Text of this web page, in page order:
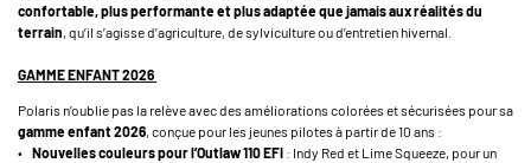
confortable, plus performante et plus adaptée que jamais aux réalités du
terrain, qu’il s’agisse d’agriculture, de sylviculture ou d’entretien hivernal.
GAMME ENFANT 2026
Polaris n’oublie pas la relève avec des améliorations colorées et sécurisées pour sa
gamme enfant 2026, conçue pour les jeunes pilotes à partir de 10 ans :
• Nouvelles couleurs pour l’Outlaw 110 EFI : Indy Red et Lime Squeeze, pour un